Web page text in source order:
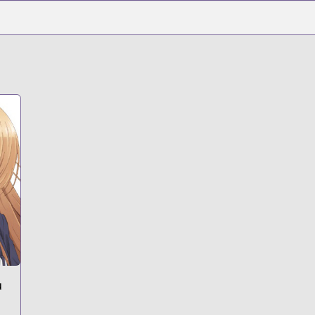
no-tenshi-sama-ni-itsu-no-ma-ni-ka-dame-ningen-